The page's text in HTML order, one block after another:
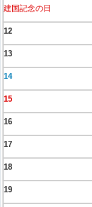
建国記念の日
12
13
14
15
16
17
18
19